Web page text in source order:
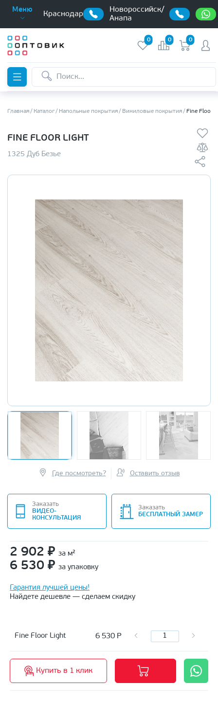
Меню
Краснодар
Новороссийск/
Анапа
0 0 0
Главная Каталог Напольные покрытия Виниловые покрытия Fine Floor
FINE FLOOR LIGHT
1325 Дуб Безье
Где посмотреть? Оставить отзыв
Заказать
ВИДЕО-
КОНСУЛЬТАЦИЯ
Заказать
БЕСПЛАТНЫЙ ЗАМЕР
2 902 ₽ за м²
6 530 ₽ за упаковку
Гарантия лучшей цены!
Найдете дешевле — сделаем скидку
Fine Floor Light 6 530 Р
Купить в 1 клик